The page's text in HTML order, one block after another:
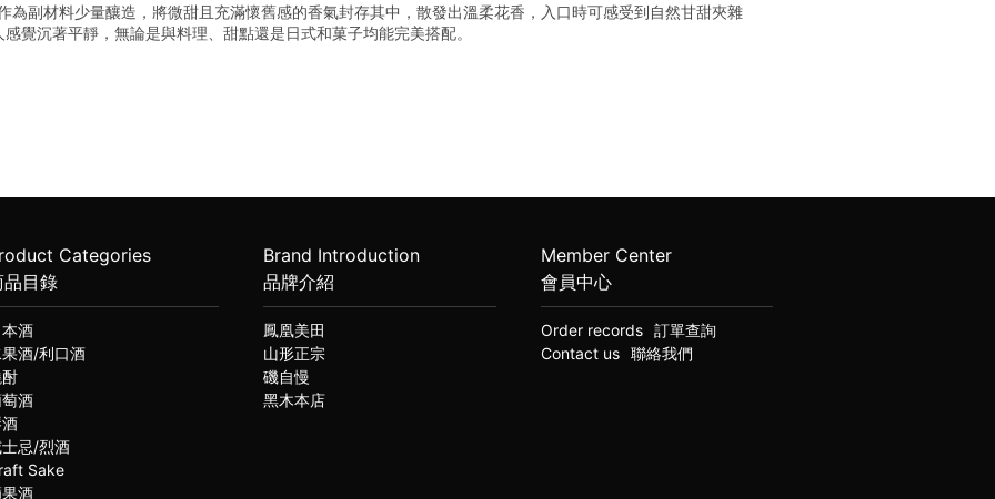
副材料少量釀造，將微甜且充滿懷舊感的香氣封存其中，散發出溫柔花香，入口時可感受到自然甘甜夾雜
覺沉著平靜，無論是與料理、甜點還是日式和菓子均能完美搭配。
Categories
品目錄
酒
酒/利口酒
酒
忌/烈酒
Sake
酒
Brand Introduction
品牌介紹
鳳凰美田
山形正宗
磯自慢
黑木本店
Member Center
會員中心
Order records
訂單查詢
Contact us
聯絡我們